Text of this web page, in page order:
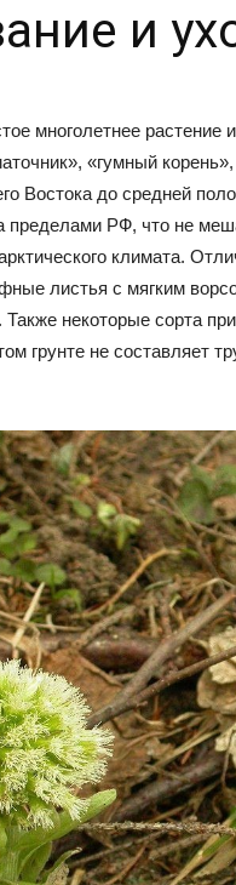
и
многолетнее
«гумный
Востока до средней
пределами РФ, что не
климата.
листья с мягким
Также некоторые сорта
грунте не составляет